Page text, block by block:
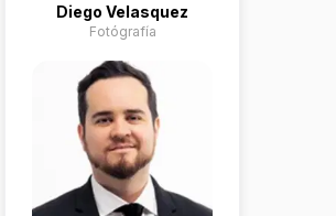
demás.
Diego Velasquez
Fotógrafía